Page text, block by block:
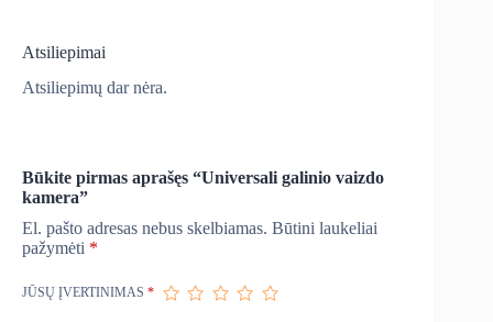
Atsiliepimai
Atsiliepimų dar nėra.
Būkite pirmas aprašęs “Universali galinio vaizdo
kamera”
El. pašto adresas nebus skelbiamas. Būtini laukeliai
pažymėti *
JŪSŲ ĮVERTINIMAS *